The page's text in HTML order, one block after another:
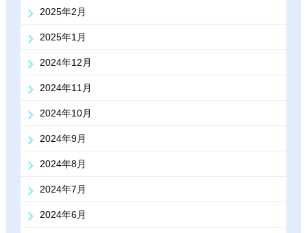
2025年2月
2025年1月
2024年12月
2024年11月
2024年10月
2024年9月
2024年8月
2024年7月
2024年6月